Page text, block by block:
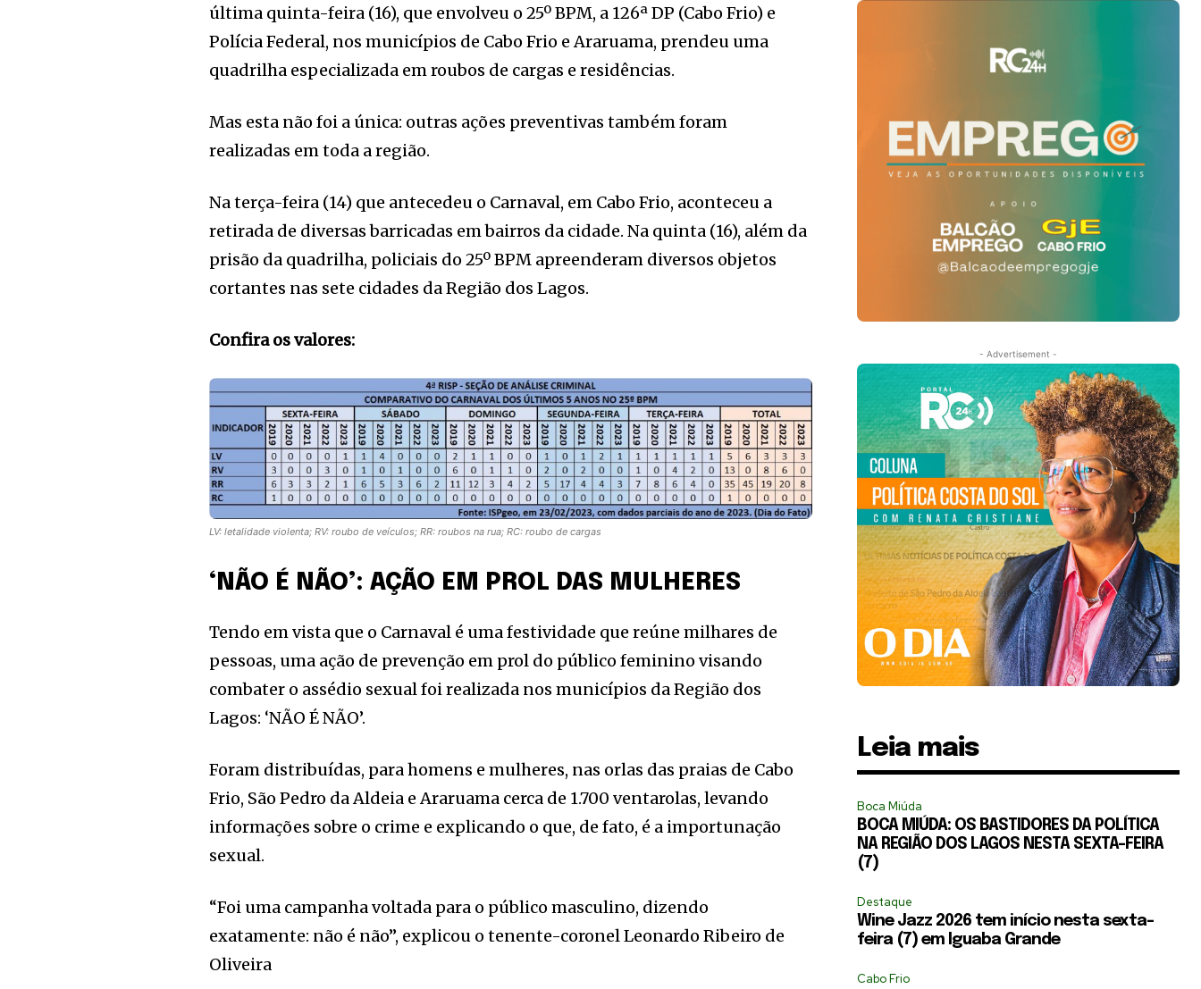
última quinta-feira (16), que envolveu o 25º BPM, a 126ª DP (Cabo Frio) e
Polícia Federal, nos municípios de Cabo Frio e Araruama, prendeu uma
quadrilha especializada em roubos de cargas e residências.
Mas esta não foi a única: outras ações preventivas também foram
realizadas em toda a região.
Na terça-feira (14) que antecedeu o Carnaval, em Cabo Frio, aconteceu a
retirada de diversas barricadas em bairros da cidade. Na quinta (16), além da
prisão da quadrilha, policiais do 25º BPM apreenderam diversos objetos
cortantes nas sete cidades da Região dos Lagos.
Confira os valores:
LV: letalidade violenta; RV: roubo de veículos; RR: roubos na rua; RC: roubo de cargas
‘NÃO É NÃO’: AÇÃO EM PROL DAS MULHERES
Tendo em vista que o Carnaval é uma festividade que reúne milhares de
pessoas, uma ação de prevenção em prol do público feminino visando
combater o assédio sexual foi realizada nos municípios da Região dos
Lagos: ‘NÃO É NÃO’.
Foram distribuídas, para homens e mulheres, nas orlas das praias de Cabo
Frio, São Pedro da Aldeia e Araruama cerca de 1.700 ventarolas, levando
informações sobre o crime e explicando o que, de fato, é a importunação
sexual.
“Foi uma campanha voltada para o público masculino, dizendo
exatamente: não é não”, explicou o tenente-coronel Leonardo Ribeiro de
Oliveira
- Advertisement -
Leia mais
Boca Miúda
BOCA MIÚDA: OS BASTIDORES DA POLÍTICA
NA REGIÃO DOS LAGOS NESTA SEXTA-FEIRA
(7)
Destaque
Wine Jazz 2026 tem início nesta sexta-
feira (7) em Iguaba Grande
Cabo Frio